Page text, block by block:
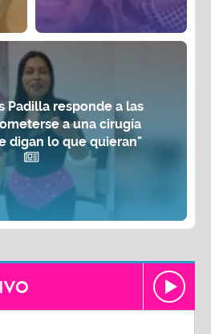
Padilla responde a las
a una cirugía
digan lo que quieran"